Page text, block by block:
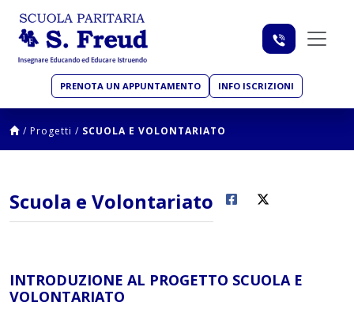
PRENOTA UN APPUNTAMENTO INFO ISCRIZIONI
/ Progetti / SCUOLA E VOLONTARIATO
Scuola e Volontariato
INTRODUZIONE AL PROGETTO SCUOLA E
VOLONTARIATO